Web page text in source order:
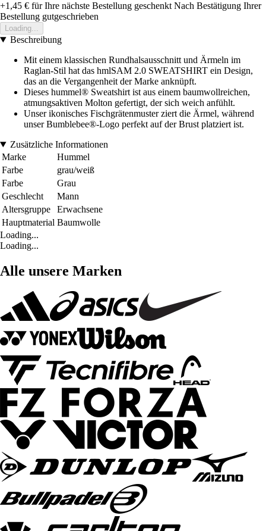
+1,45 € für Ihre nächste Bestellung geschenkt Nach Bestätigung Ihrer
Bestellung gutgeschrieben
Loading...
Beschreibung
Mit einem klassischen Rundhalsausschnitt und Ärmeln im
Raglan-Stil hat das hmlSAM 2.0 SWEATSHIRT ein Design,
das an die Vergangenheit der Marke anknüpft.
Dieses hummel® Sweatshirt ist aus einem baumwollreichen,
atmungsaktiven Molton gefertigt, der sich weich anfühlt.
Unser ikonisches Fischgrätenmuster ziert die Ärmel, während
unser Bumblebee®-Logo perfekt auf der Brust platziert ist.
Zusätzliche Informationen
Marke
Hummel
Farbe
grau/weiß
Farbe
Grau
Geschlecht
Mann
Altersgruppe
Erwachsene
Hauptmaterial Baumwolle
Loading...
Loading...
Alle unsere Marken